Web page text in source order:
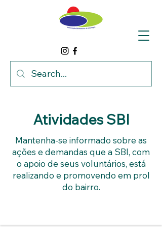
Atividades SBI
Mantenha-se informado sobre as
ações e demandas que a SBI, com
o apoio de seus voluntários, está
realizando e promovendo em prol
do bairro.